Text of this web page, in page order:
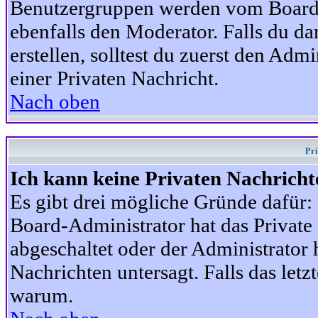
Benutzergruppen werden vom
ebenfalls den Moderator. Falls du
erstellen, solltest du zuerst den
einer Privaten Nachricht.
Nach oben
Ich kann keine Privaten
Es gibt drei mögliche Gründe
Board-Administrator hat das
abgeschaltet oder der
Nachrichten untersagt. Falls das
warum.